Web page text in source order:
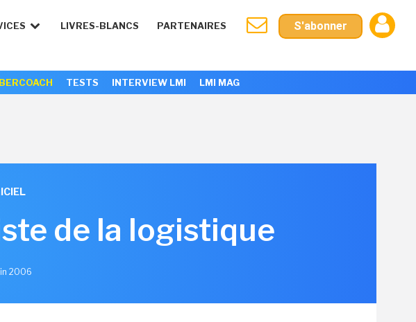
LIVRES-BLANCS PARTENAIRES S'abonner
TESTS INTERVIEW LMI LMI MAG
de la logistique
2006